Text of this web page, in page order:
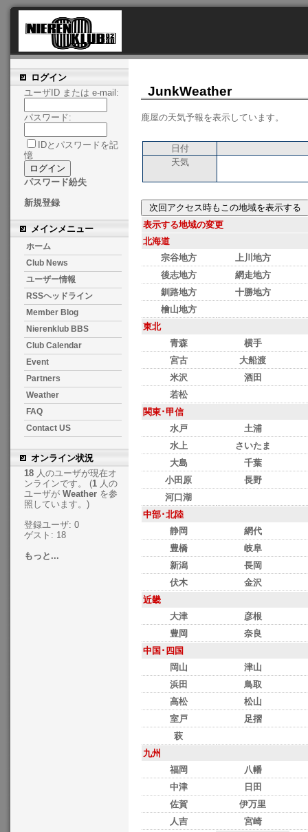
ログイン
ユーザID または e-mail:
パスワード:
IDとパスワードを記
憶
パスワード紛失
新規登録
メインメニュー
ホーム
Club News
ユーザー情報
RSSヘッドライン
Member Blog
Nierenklub BBS
Club Calendar
Event
Partners
Weather
FAQ
Contact US
オンライン状況
18 人のユーザが現在オ
ンラインです。 (1 人の
ユーザが Weather を参
照しています。)
登録ユーザ: 0
ゲスト: 18
もっと...
JunkWeather
鹿屋の天気予報を表示しています。
日付
天気
表示する地域の変更
北海道
宗谷地方
上川地方
後志地方
網走地方
釧路地方
十勝地方
檜山地方
東北
青森
横手
宮古
大船渡
米沢
酒田
若松
関東･甲信
水戸
土浦
水上
さいたま
大島
千葉
小田原
長野
河口湖
中部･北陸
静岡
網代
豊橋
岐阜
新潟
長岡
伏木
金沢
近畿
大津
彦根
豊岡
奈良
中国･四国
岡山
津山
浜田
鳥取
高松
松山
室戸
足摺
萩
九州
福岡
八幡
中津
日田
佐賀
伊万里
人吉
宮崎